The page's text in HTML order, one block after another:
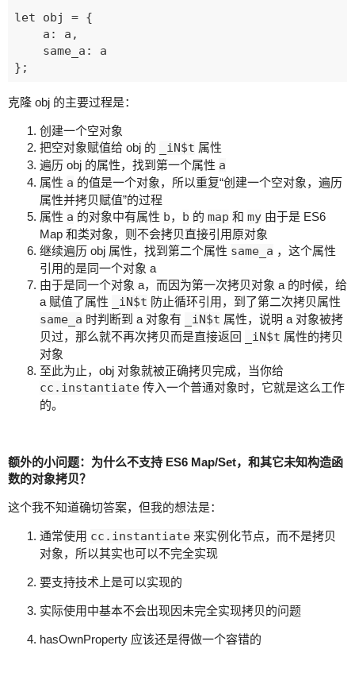
let obj = {
    a: a,
    same_a: a
克隆 obj 的主要过程是：
创建一个空对象
把空对象赋值给 obj 的
_iN$t 属性
遍历 obj 的属性，找到第一个属性 a
属性 a 的值是一个对象，所以重复“创建一个空对象，遍历
属性并拷贝赋值”的过程
属性 a 的对象中有属性 b， b 的 map 和 my 由于是 ES6
Map 和类对象，则不会拷贝直接引用原对象
继续遍历 obj 属性，找到第二个属性 same_a ，这个属性
引用的是同一个对象 a
由于是同一个对象 a，而因为第一次拷贝对象 a 的时候，给
a 赋值了属性
_iN$t 防止循环引用，到了第二次拷贝属性
same_a 时判断到 a 对象有 _iN$t 属性，说明 a 对象被拷
贝过，那么就不再次拷贝而是直接返回
_iN$t 属性的拷贝
对象
至此为止，obj 对象就被正确拷贝完成，当你给
cc.instantiate 传入一个普通对象时，它就是这么工作
的。
额外的小问题：为什么不支持 ES6 Map/Set，和其它未知构造函
数的对象拷贝？
这个我不知道确切答案，但我的想法是：
通常使用 cc.instantiate 来实例化节点，而不是拷贝
对象，所以其实也可以不完全实现
要支持技术上是可以实现的
实际使用中基本不会出现因未完全实现拷贝的问题
hasOwnProperty 应该还是得做一个容错的